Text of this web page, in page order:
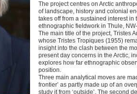
The project centres on Arctic
of landscape, history and colonial
takes off from a sustained interest
ethnographic fieldwork in Thule,
The main title of the project, Tristes
whose Tristes Tropiques (1955)
insight into the clash between the
present day concerns in the Arctic,
explores how far ethnographic
position.
Three main analytical moves are
frontier’ as partly made up of an
study it from ‘outside’. The second